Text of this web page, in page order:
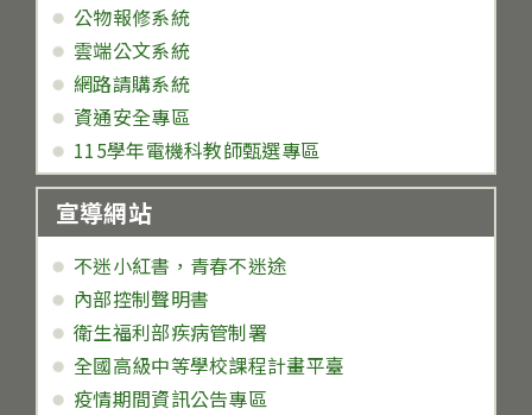
公物報修系統
雲端公文系統
網路請購系統
資通安全專區
115學年電機科教師甄選專區
宣導網站
不迷小紅書，青春不迷途
內部控制聲明書
衛生福利部疾病管制署
全國高級中等學校課程計畫平臺
疫情期間資訊公告專區